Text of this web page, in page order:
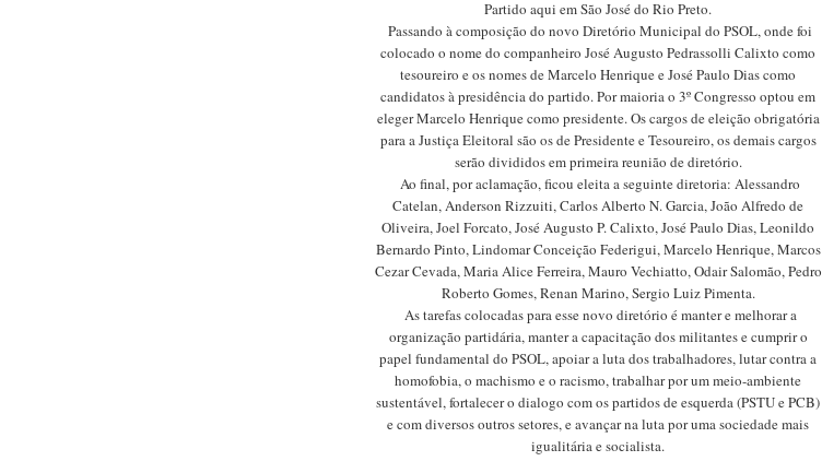
Partido aqui em São José do Rio Preto.
Passando à composição do novo Diretório Municipal do PSOL, onde foi
colocado o nome do companheiro José Augusto Pedrassolli Calixto como
tesoureiro e os nomes de Marcelo Henrique e José Paulo Dias como
candidatos à presidência do partido. Por maioria o 3º Congresso optou em
eleger Marcelo Henrique como presidente. Os cargos de eleição obrigatória
para a Justiça Eleitoral são os de Presidente e Tesoureiro, os demais cargos
serão divididos em primeira reunião de diretório.
Ao final, por aclamação, ficou eleita a seguinte diretoria: Alessandro
Catelan, Anderson Rizzuiti, Carlos Alberto N. Garcia, João Alfredo de
Oliveira, Joel Forcato, José Augusto P. Calixto, José Paulo Dias, Leonildo
Bernardo Pinto, Lindomar Conceição Federigui, Marcelo Henrique, Marcos
Cezar Cevada, Maria Alice Ferreira, Mauro Vechiatto, Odair Salomão, Pedro
Roberto Gomes, Renan Marino, Sergio Luiz Pimenta.
As tarefas colocadas para esse novo diretório é manter e melhorar a
organização partidária, manter a capacitação dos militantes e cumprir o
papel fundamental do PSOL, apoiar a luta dos trabalhadores, lutar contra a
homofobia, o machismo e o racismo, trabalhar por um meio-ambiente
sustentável, fortalecer o dialogo com os partidos de esquerda (PSTU e PCB)
e com diversos outros setores, e avançar na luta por uma sociedade mais
igualitária e socialista.